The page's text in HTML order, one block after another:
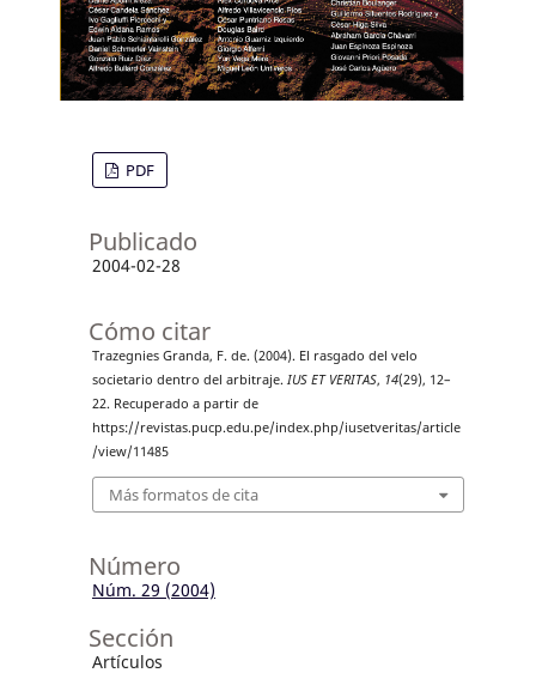
PDF
Publicado
2004-02-28
Cómo citar
Trazegnies Granda, F. de. (2004). El rasgado del velo
societario dentro del arbitraje. IUS ET VERITAS, 14(29), 12–
22. Recuperado a partir de
https://revistas.pucp.edu.pe/index.php/iusetveritas/article
/view/11485
Más formatos de cita
Número
Núm. 29 (2004)
Sección
Artículos